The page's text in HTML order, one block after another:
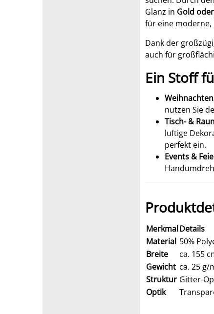
Glanz in Gold
für eine
Dank der
auch für
Ein Stoff
nutzen Sie
Tisch- &
luftige
perfekt ein.
Events &
MerkmalDetails
Material 50%
Breite
ca. 155
Gewicht ca. 25 g/
Struktur Gitter-
Optik